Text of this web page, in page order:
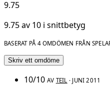
9.75
9.75 av 10 i snittbetyg
BASERAT PÅ 4 OMDÖMEN FRÅN
Skriv ett omdöme
10/10 AV TEIL · JUNI 2011